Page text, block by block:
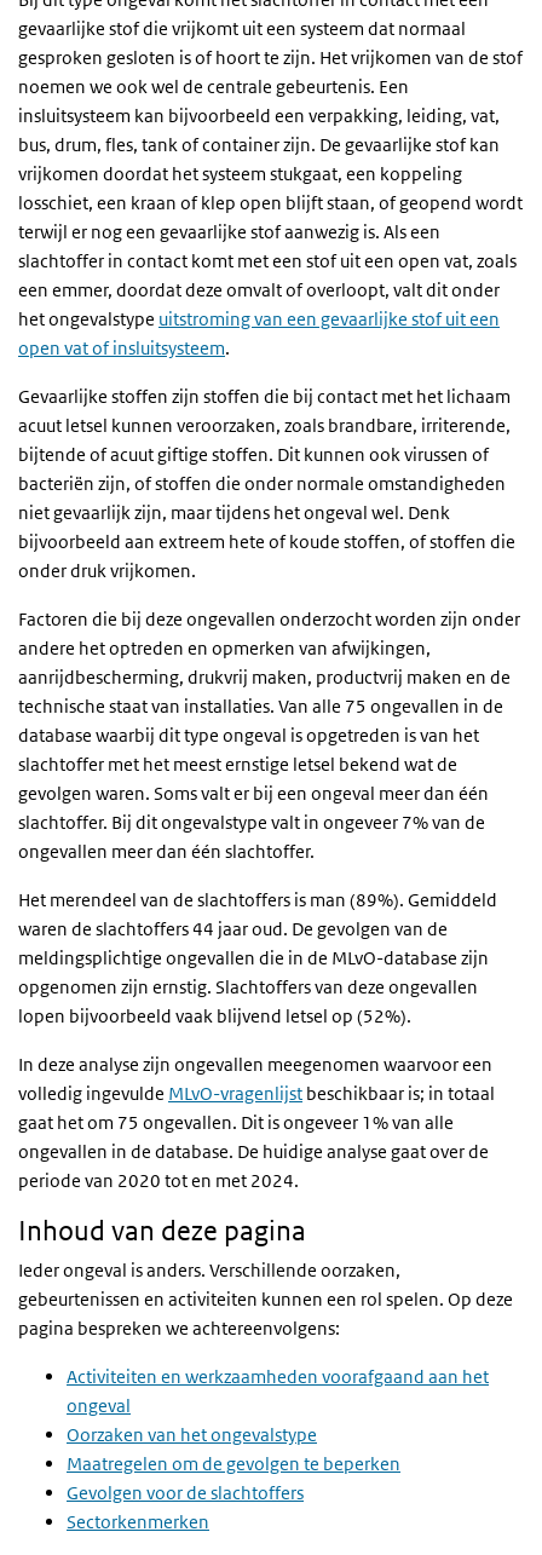
gevaarlijke stof die vrijkomt uit een systeem dat normaal
gesproken gesloten is of hoort te zijn. Het vrijkomen van de stof
noemen we ook wel de centrale gebeurtenis. Een
insluitsysteem kan bijvoorbeeld een verpakking, leiding, vat,
bus, drum, fles, tank of container zijn. De gevaarlijke stof kan
vrijkomen doordat het systeem stukgaat, een koppeling
losschiet, een kraan of klep open blijft staan, of geopend wordt
terwijl er nog een gevaarlijke stof aanwezig is. Als een
slachtoffer in contact komt met een stof uit een open vat, zoals
een emmer, doordat deze omvalt of overloopt, valt dit onder
het ongevalstype uitstroming van een gevaarlijke stof uit een
open vat of insluitsysteem.
Gevaarlijke stoffen zijn stoffen die bij contact met het lichaam
acuut letsel kunnen veroorzaken, zoals brandbare, irriterende,
bijtende of acuut giftige stoffen. Dit kunnen ook virussen of
bacteriën zijn, of stoffen die onder normale omstandigheden
niet gevaarlijk zijn, maar tijdens het ongeval wel. Denk
bijvoorbeeld aan extreem hete of koude stoffen, of stoffen die
onder druk vrijkomen.
Factoren die bij deze ongevallen onderzocht worden zijn onder
andere het optreden en opmerken van afwijkingen,
aanrijdbescherming, drukvrij maken, productvrij maken en de
technische staat van installaties. Van alle 75 ongevallen in de
database waarbij dit type ongeval is opgetreden is van het
slachtoffer met het meest ernstige letsel bekend wat de
gevolgen waren. Soms valt er bij een ongeval meer dan één
slachtoffer. Bij dit ongevalstype valt in ongeveer 7% van de
ongevallen meer dan één slachtoffer.
Het merendeel van de slachtoffers is man (89%). Gemiddeld
waren de slachtoffers 44 jaar oud. De gevolgen van de
meldingsplichtige ongevallen die in de MLvO-database zijn
opgenomen zijn ernstig. Slachtoffers van deze ongevallen
lopen bijvoorbeeld vaak blijvend letsel op (52%).
In deze analyse zijn ongevallen meegenomen waarvoor een
volledig ingevulde MLvO-vragenlijst beschikbaar is; in totaal
gaat het om 75 ongevallen. Dit is ongeveer 1% van alle
ongevallen in de database. De huidige analyse gaat over de
periode van 2020 tot en met 2024.
Inhoud van deze pagina
Ieder ongeval is anders. Verschillende oorzaken,
gebeurtenissen en activiteiten kunnen een rol spelen. Op deze
pagina bespreken we achtereenvolgens:
Activiteiten en werkzaamheden voorafgaand aan het
ongeval
Oorzaken van het ongevalstype
Maatregelen om de gevolgen te beperken
Gevolgen voor de slachtoffers
Sectorkenmerken